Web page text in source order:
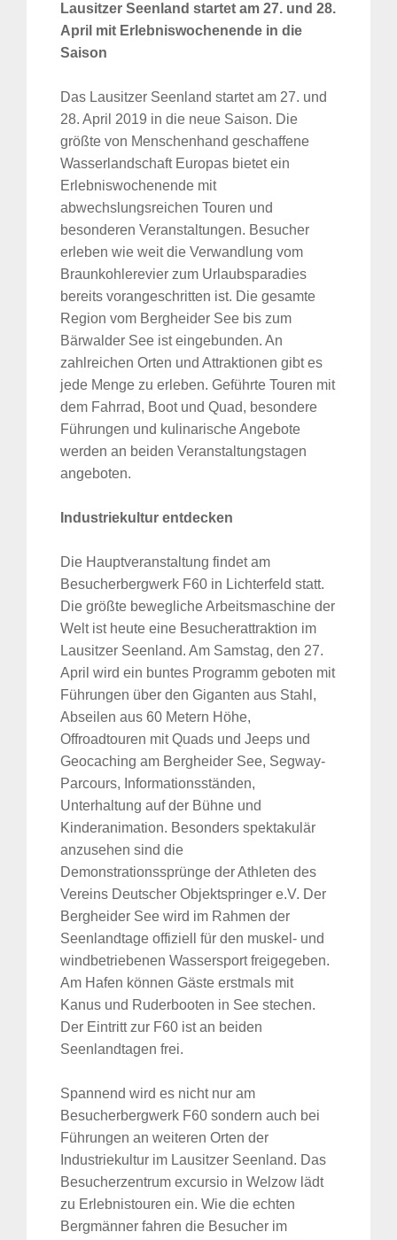
Lausitzer Seenland startet am 27. und 28.
April mit Erlebniswochenende in die
Saison
Das Lausitzer Seenland startet am 27. und
28. April 2019 in die neue Saison. Die
größte von Menschenhand geschaffene
Wasserlandschaft Europas bietet ein
Erlebniswochenende mit
abwechslungsreichen Touren und
besonderen Veranstaltungen. Besucher
erleben wie weit die Verwandlung vom
Braunkohlerevier zum Urlaubsparadies
bereits vorangeschritten ist. Die gesamte
Region vom Bergheider See bis zum
Bärwalder See ist eingebunden. An
zahlreichen Orten und Attraktionen gibt es
jede Menge zu erleben. Geführte Touren mit
dem Fahrrad, Boot und Quad, besondere
Führungen und kulinarische Angebote
werden an beiden Veranstaltungstagen
angeboten.
Industriekultur entdecken
Die Hauptveranstaltung findet am
Besucherbergwerk F60 in Lichterfeld statt.
Die größte bewegliche Arbeitsmaschine der
Welt ist heute eine Besucherattraktion im
Lausitzer Seenland. Am Samstag, den 27.
April wird ein buntes Programm geboten mit
Führungen über den Giganten aus Stahl,
Abseilen aus 60 Metern Höhe,
Offroadtouren mit Quads und Jeeps und
Geocaching am Bergheider See, Segway-
Parcours, Informationsständen,
Unterhaltung auf der Bühne und
Kinderanimation. Besonders spektakulär
anzusehen sind die
Demonstrationssprünge der Athleten des
Vereins Deutscher Objektspringer e.V. Der
Bergheider See wird im Rahmen der
Seenlandtage offiziell für den muskel- und
windbetriebenen Wassersport freigegeben.
Am Hafen können Gäste erstmals mit
Kanus und Ruderbooten in See stechen.
Der Eintritt zur F60 ist an beiden
Seenlandtagen frei.
Spannend wird es nicht nur am
Besucherbergwerk F60 sondern auch bei
Führungen an weiteren Orten der
Industriekultur im Lausitzer Seenland. Das
Besucherzentrum excursio in Welzow lädt
zu Erlebnistouren ein. Wie die echten
Bergmänner fahren die Besucher im